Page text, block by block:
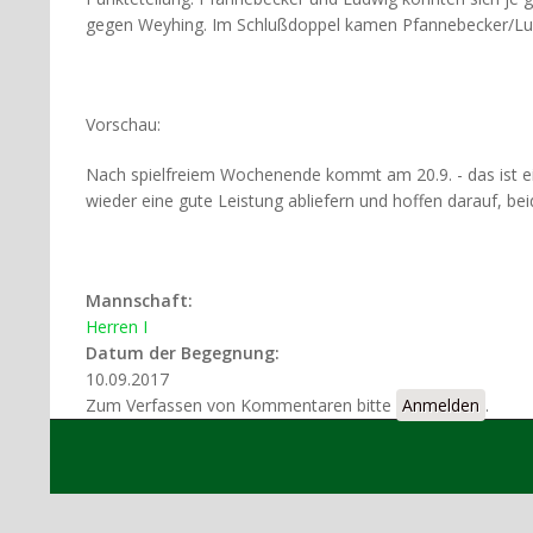
gegen Weyhing. Im Schlußdoppel kamen Pfannebecker/
Vorschau:
Nach spielfreiem Wochenende kommt am 20.9. - das
wieder eine gute Leistung abliefern und hoffen darauf,
Mannschaft:
Herren I
Datum der Begegnung:
10.09.2017
Zum Verfassen von Kommentaren bitte Anmelden .